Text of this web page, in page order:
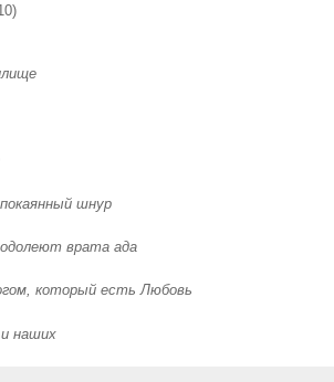
шнур
врата ада
который есть Любовь
наших